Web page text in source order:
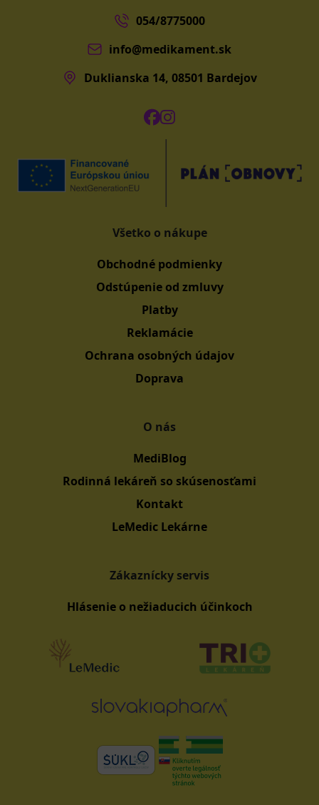
054/8775000
info@medikament.sk
Duklianska 14, 08501 Bardejov
Všetko o nákupe
Obchodné podmienky
Odstúpenie od zmluvy
Platby
Reklamácie
Ochrana osobných údajov
Doprava
O nás
MediBlog
Rodinná lekáreň so skúsenosťami
Kontakt
LeMedic Lekárne
Zákaznícky servis
Hlásenie o nežiaducich účinkoch